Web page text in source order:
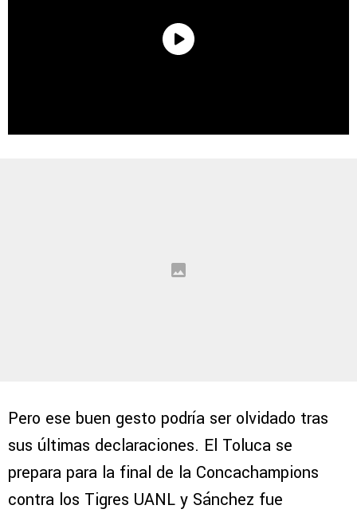
Pero ese buen gesto podría ser olvidado tras
sus últimas declaraciones. El Toluca se
prepara para la final de la Concachampions
contra los Tigres UANL y Sánchez fue